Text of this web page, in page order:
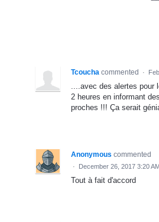
Tcoucha commented ·
....avec des alertes
2 heures en informant
proches !!! Ça serait
Anonymous commented
· December 26, 2017 3:20
Tout à fait d'accord